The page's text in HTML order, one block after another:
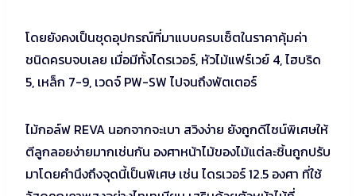
โดยยังคงเป็นชุดอุปกรณ์ที่มาแบบครบเซ็ตในราคาคุ้มค่า
ชนิดครบจบเลย เมื่อมีทั้งไดรเวอร์, หัวไม้แฟร์เวย์ 4, ไฮบริด
5, เหล็ก 7-9, เวดจ์ PW-SW ไปจนถึงพัตเตอร์
ไม้กอล์ฟ REVA นอกจากจะเบา สวิงง่าย ยังถูกดีไซน์พิเศษให้
ตีลูกลอยง่ายมากเช่นกัน องศาหน้าไม้ของไม้แต่ละชิ้นถูกปรับ
มาโดยคำนึงถึงจุดนี้เป็นพิเศษ เช่น ไดรเวอร์ 12.5 องศา ที่ใช้